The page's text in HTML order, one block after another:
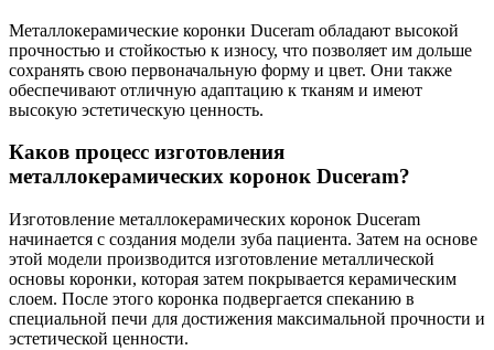
Металлокерамические коронки Duceram обладают высокой
прочностью и стойкостью к износу, что позволяет им дольше
сохранять свою первоначальную форму и цвет. Они также
обеспечивают отличную адаптацию к тканям и имеют
высокую эстетическую ценность.
Каков процесс изготовления
металлокерамических коронок Duceram?
Изготовление металлокерамических коронок Duceram
начинается с создания модели зуба пациента. Затем на основе
этой модели производится изготовление металлической
основы коронки, которая затем покрывается керамическим
слоем. После этого коронка подвергается спеканию в
специальной печи для достижения максимальной прочности и
эстетической ценности.